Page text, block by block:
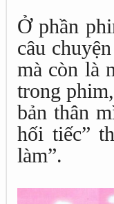
Ở phần
câu
mà còn là
trong
bản thân
hối tiếc”
làm”.